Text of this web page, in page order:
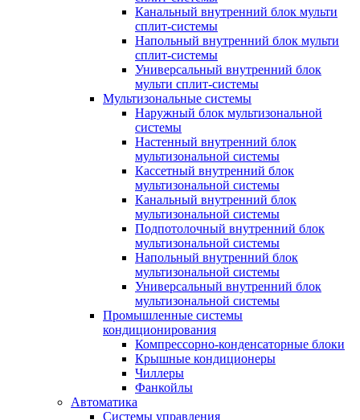
Канальный внутренний блок мульти
сплит-системы
Напольный внутренний блок мульти
сплит-системы
Универсальный внутренний блок
мульти сплит-системы
Мультизональные системы
Наружный блок мультизональной
системы
Настенный внутренний блок
мультизональной системы
Кассетный внутренний блок
мультизональной системы
Канальный внутренний блок
мультизональной системы
Подпотолочный внутренний блок
мультизональной системы
Напольный внутренний блок
мультизональной системы
Универсальный внутренний блок
мультизональной системы
Промышленные системы
кондиционирования
Компрессорно-конденсаторные блоки
Крышные кондиционеры
Чиллеры
Фанкойлы
Автоматика
Системы управления